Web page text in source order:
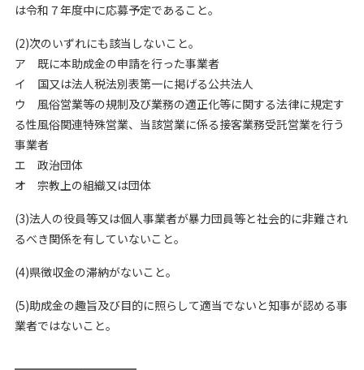
は令和７年度中に応募予定であること。
(2)次のいずれにも該当しないこと。
ア 既に本助成金の申請を行った事業者
イ 国又は法人税法別表第一に掲げる公共法人
ウ 風俗営業等の規制及び業務の適正化等に関する法律に規定す
る性風俗関連特殊営業、当該営業に係る接客業務受託営業を行う
事業者
エ 政治団体
オ 宗教上の組織又は団体
(3)法人の役員等又は個人事業者が暴力団員等と社会的に非難され
るべき関係を有していないこと。
(4)県徴収金の滞納がないこと。
(5)助成金の趣旨及び目的に照らして適当でないと知事が認める事
業者ではないこと。